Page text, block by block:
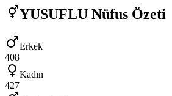
YUSUFLU Nüfus Özeti
Erkek
408
Kadın
427